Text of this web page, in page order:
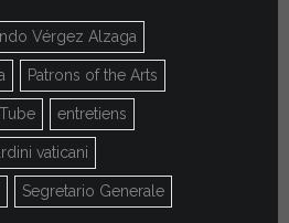
Vérgez Alzaga
Patrons of the Arts
entretiens
vaticani
Segretario Generale